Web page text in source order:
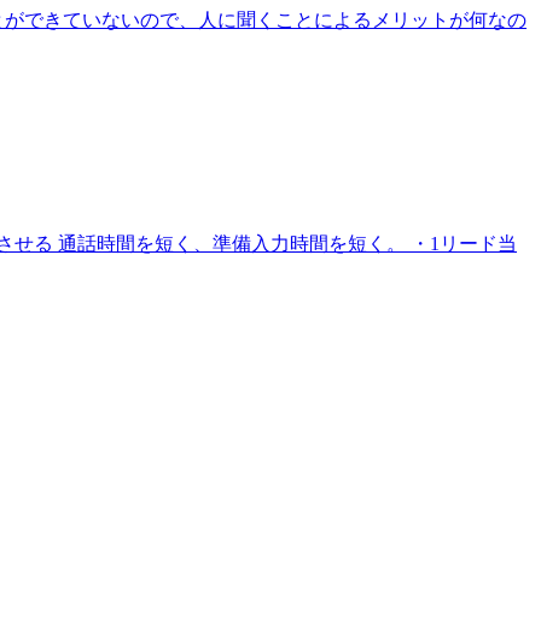
できていないので、人に聞くことによるメリットが何なの
る 通話時間を短く、準備入力時間を短く。 ・1リード当